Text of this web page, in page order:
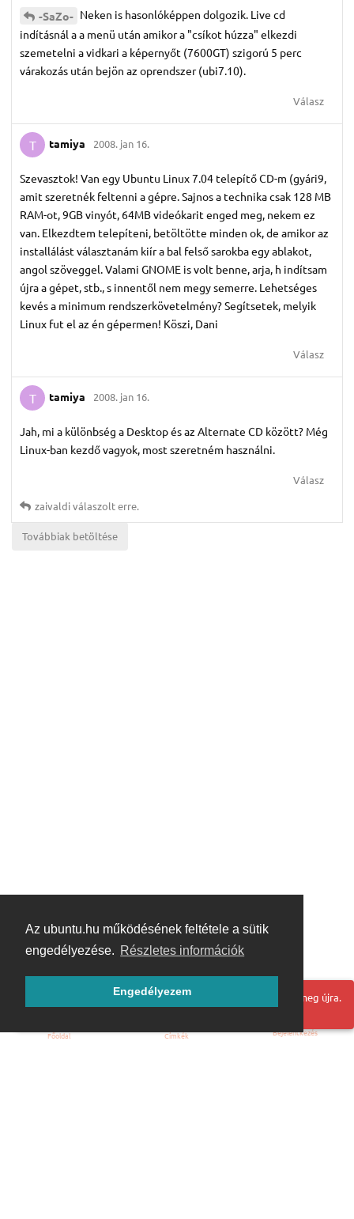
Az ubuntu.hu működésének feltétele a sütik
engedélyezése. Részletes információk
Engedélyezem
-SaZo- Neken is hasonlóképpen dolgozik. Live cd
indításnál a a menü után amikor a "csíkot húzza" elkezdi
szemetelni a vidkari a képernyőt (7600GT) szigorú 5 perc
várakozás után bejön az oprendszer (ubi7.10).
Válasz
T tamiya 2008. jan 16.
Szevasztok! Van egy Ubuntu Linux 7.04 telepítő CD-m (gyári9,
amit szeretnék feltenni a gépre. Sajnos a technika csak 128 MB
RAM-ot, 9GB vinyót, 64MB videókarit enged meg, nekem ez
van. Elkezdtem telepíteni, betöltötte minden ok, de amikor az
installálást választanám kiír a bal felső sarokba egy ablakot,
angol szöveggel. Valami GNOME is volt benne, arja, h indítsam
újra a gépet, stb., s innentől nem megy semerre. Lehetséges
kevés a minimum rendszerkövetelmény? Segítsetek, melyik
Linux fut el az én gépermen! Köszi, Dani
Válasz
T tamiya 2008. jan 16.
Jah, mi a különbség a Desktop és az Alternate CD között? Még
Linux-ban kezdő vagyok, most szeretném használni.
Válasz
zaivaldiválaszolt erre.
Továbbiak betöltése
Hoppá! Valami hiba történt. Frissítse az oldalt és próbálja meg újra.
Főoldal Címkék Bejelentkezés